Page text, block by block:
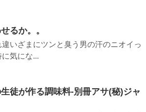
るか。。
いざまにツンと臭う男の汗のニオイっ
気にな...
徒が作る調味料-別冊アサ(秘)ジャ